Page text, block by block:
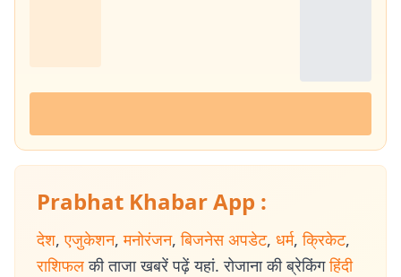
Prabhat Khabar App :
देश, एजुकेशन, मनोरंजन, बिजनेस अपडेट, धर्म, क्रिकेट,
राशिफल की ताजा खबरें पढ़ें यहां. रोजाना की ब्रेकिंग हिंदी